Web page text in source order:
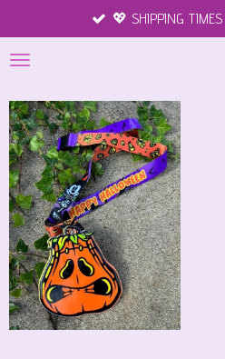
direct
naar
hoofdinhoud
💖 SHIPPING TIMES 💖